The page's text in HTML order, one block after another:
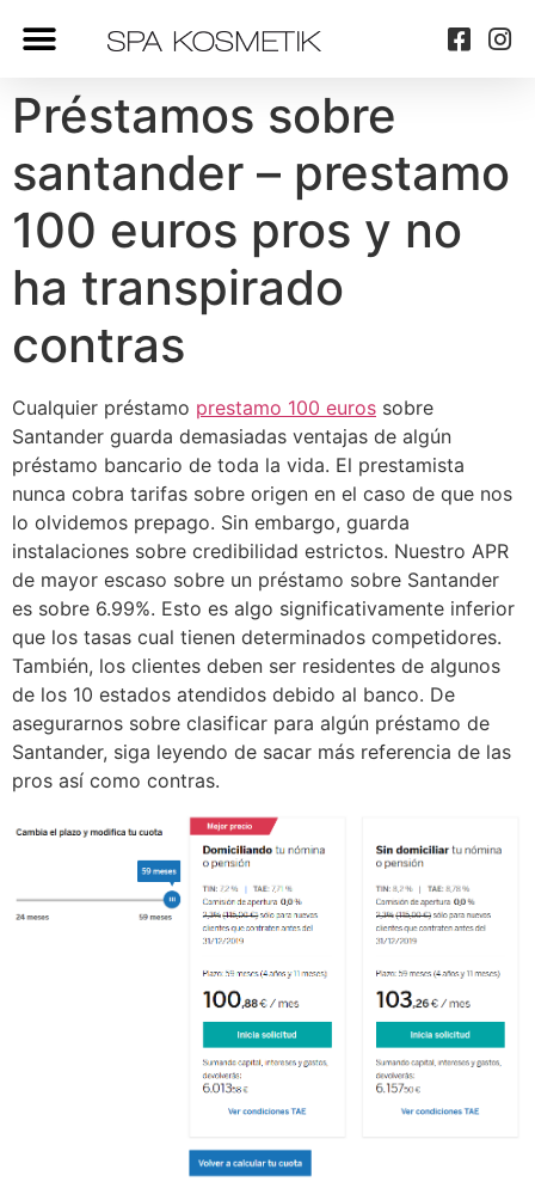
Préstamos sobre
santander – prestamo
100 euros pros y no
ha transpirado
contras
Cualquier préstamo prestamo 100 euros sobre
Santander guarda demasiadas ventajas de algún
préstamo bancario de toda la vida. El prestamista
nunca cobra tarifas sobre origen en el caso de que nos
lo olvidemos prepago. Sin embargo, guarda
instalaciones sobre credibilidad estrictos. Nuestro APR
de mayor escaso sobre un préstamo sobre Santander
es sobre 6.99%. Esto es algo significativamente inferior
que los tasas cual tienen determinados competidores.
También, los clientes deben ser residentes de algunos
de los 10 estados atendidos debido al banco. De
asegurarnos sobre clasificar para algún préstamo de
Santander, siga leyendo de sacar más referencia de las
pros así­ como contras.